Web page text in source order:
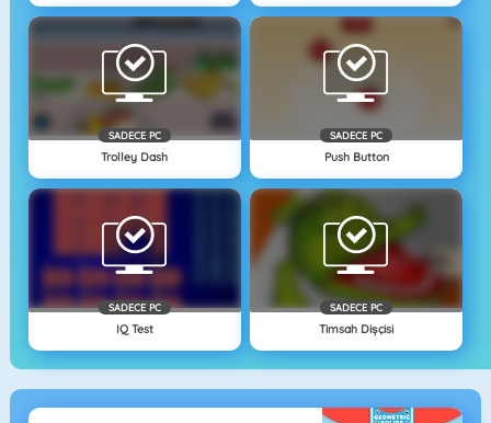
SADECE PC
Trolley Dash
SADECE PC
Push Button
SADECE PC
IQ Test
SADECE PC
Timsah Dişçisi